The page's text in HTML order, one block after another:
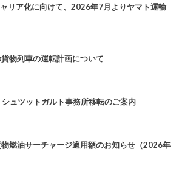
ャリア化に向けて、2026年7月よりヤマト運輸
物列車の運転計画について
ュツットガルト事務所移転のご案内
燃油サーチャージ適用額のお知らせ（2026年